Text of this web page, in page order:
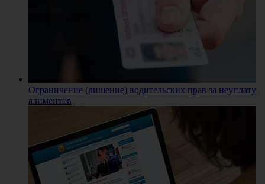
Ограничение (лишение) водительских прав за неуплату
алиментов